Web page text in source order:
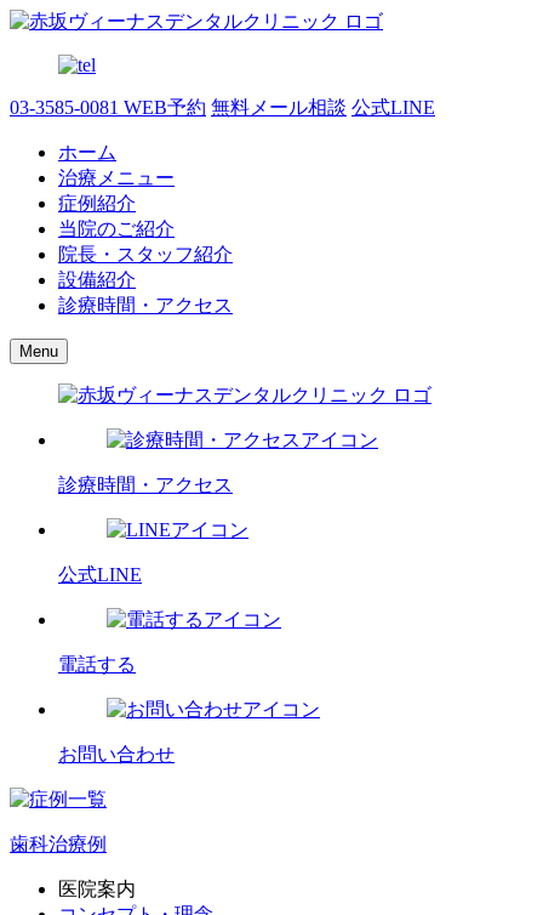
03-3585-0081 WEB予約 無料メール相談 公式LINE
ホーム
治療メニュー
症例紹介
当院のご紹介
院長・スタッフ紹介
設備紹介
診療時間・アクセス
Menu
診療時間・アクセス
公式LINE
電話する
お問い合わせ
歯科治療例
医院案内